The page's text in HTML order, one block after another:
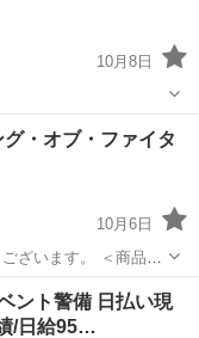
10月8日
ヘッドライト
・オブ・ファイタ
10月6日
す。 ＜商品に
ント警備 日払い現
/日給95…